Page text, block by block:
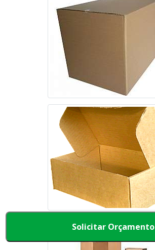
Solicitar Orçamento